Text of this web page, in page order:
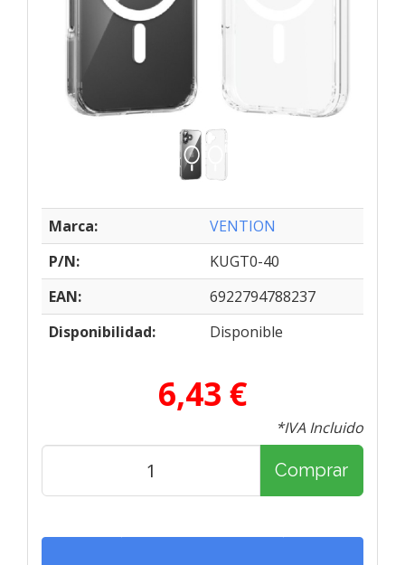
Marca:
VENTION
P/N:
KUGT0-40
EAN:
6922794788237
Disponibilidad:
Disponible
6,43 €
*IVA Incluido
Comprar